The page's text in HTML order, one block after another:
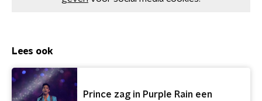
Lees ook
Prince zag in Purple Rain een